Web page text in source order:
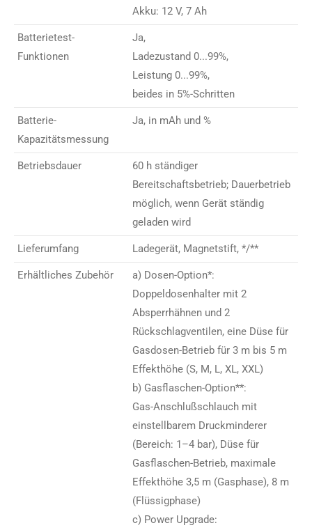
Akku: 12 V, 7 Ah
Batterietest-
Funktionen
Ja,
Ladezustand 0...99%,
Leistung 0...99%,
beides in 5%-Schritten
Batterie-
Kapazitätsmessung
Ja, in mAh und %
Betriebsdauer
60 h ständiger
Bereitschaftsbetrieb; Dauerbetrieb
möglich, wenn Gerät ständig
geladen wird
Lieferumfang Ladegerät, Magnetstift, */**
Erhältliches Zubehör
a) Dosen-Option*:
Doppeldosenhalter mit 2
Absperrhähnen und 2
Rückschlagventilen, eine Düse für
Gasdosen-Betrieb für 3 m bis 5 m
Effekthöhe (S, M, L, XL, XXL)
b) Gasflaschen-Option**:
Gas-Anschlußschlauch mit
einstellbarem Druckminderer
(Bereich: 1–4 bar), Düse für
Gasflaschen-Betrieb, maximale
Effekthöhe 3,5 m (Gasphase), 8 m
(Flüssigphase)
c) Power Upgrade: